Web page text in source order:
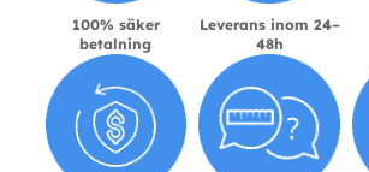
100% säker
betalning
Leverans inom 24–
48h